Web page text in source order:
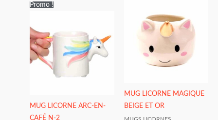
Promo !
MUG LICORNE ARC-EN-
CAFÉ N-2
Le
prix
32,95€.
31,95€.
MUG LICORNE MAGIQUE
BEIGE ET OR